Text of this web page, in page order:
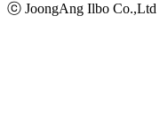
ⓒ JoongAng Ilbo Co.,Ltd